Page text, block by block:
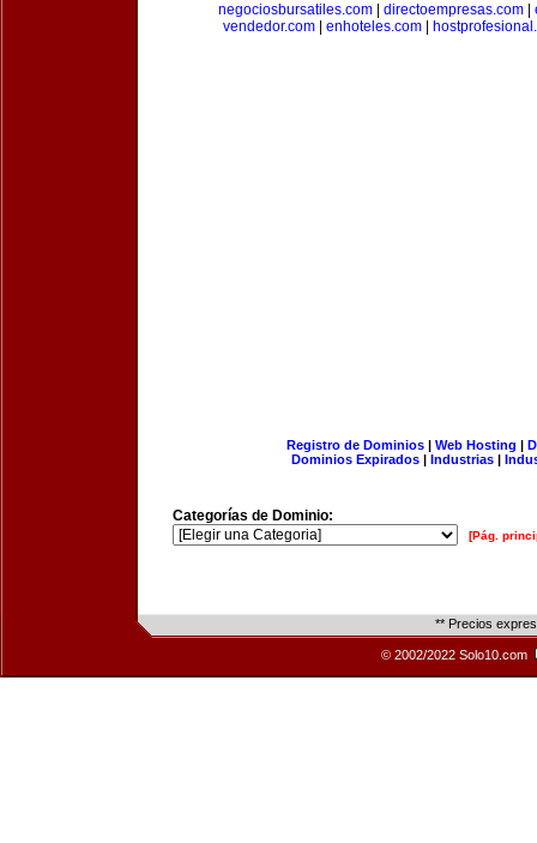
negociosbursatiles.com
directoempresas.com
vendedor.com
enhoteles.com
Registro de Dominios| Web Hosting |
Dominios Expirados | Industrias |
Categorías de Dominio:
[Pág.
** Precios
© 2002/2022 Solo10.com